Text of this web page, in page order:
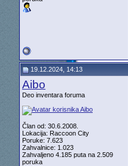
19.12.2024, 14:13
Aibo
Deo inventara foruma
Član od: 30.6.2008.
Lokacija: Raccoon City
Poruke: 7.623
Zahvalnice: 1.023
Zahvaljeno 4.185 puta na 2.509
poruka